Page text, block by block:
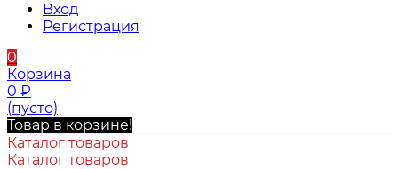
Вход
Регистрация
0
Корзина
0 ₽
(пусто)
Товар в корзине!
Каталог товаров
Каталог товаров